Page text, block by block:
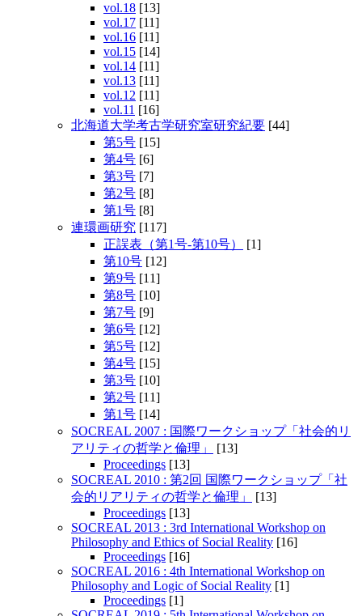
vol.18 [13]
vol.17 [11]
vol.16 [11]
vol.15 [14]
vol.14 [11]
vol.13 [11]
vol.12 [11]
vol.11 [16]
北海道大学考古学研究室研究紀要 [44]
第5号 [15]
第4号 [6]
第3号 [7]
第2号 [8]
第1号 [8]
連環画研究 [117]
正誤表（第1号‐第10号）
[1]
第10号 [12]
第9号 [11]
第8号 [10]
第7号 [9]
第6号 [12]
第5号 [12]
第4号 [15]
第3号 [10]
第2号 [11]
第1号 [14]
SOCREAL 2007 : 国際ワークショップ「社会的リ
アリティの哲学と倫理」
[13]
Proceedings [13]
SOCREAL 2010 : 第2回 国際ワークショップ「社
会的リアリティの哲学と倫理」
[13]
Proceedings [13]
SOCREAL 2013 : 3rd International Workshop on
Philosophy and Ethics of Social Reality [16]
Proceedings [16]
SOCREAL 2016 : 4th International Workshop on
Philosophy and Logic of Social Reality [1]
Proceedings [1]